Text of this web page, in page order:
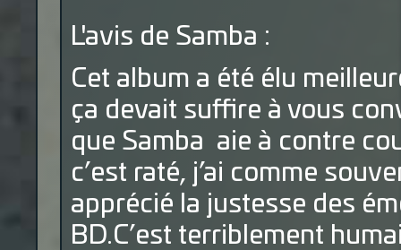
L'avis de Samba :
Cet album a été élu
ça devait suffire à vous
que Samba aie à contre
c’est raté, j’ai comme
apprécié la justesse des
BD.C’est terriblement